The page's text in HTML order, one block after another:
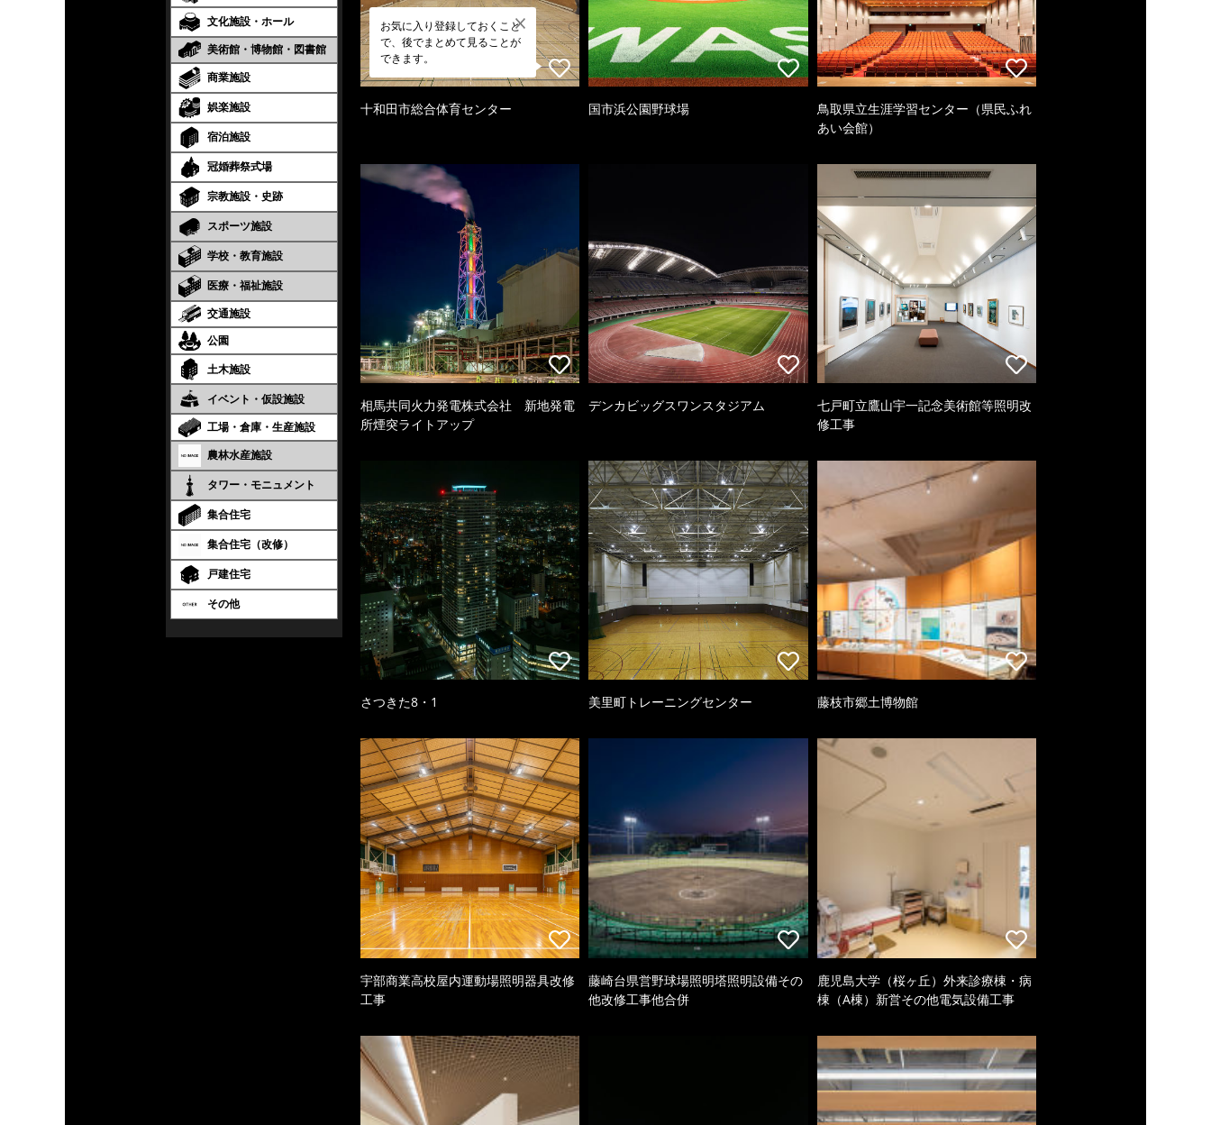
文化施設・ホール
美術館・博物館・図書館
商業施設
娯楽施設
宿泊施設
冠婚葬祭式場
宗教施設・史跡
スポーツ施設
学校・教育施設
医療・福祉施設
交通施設
公園
土木施設
イベント・仮設施設
工場・倉庫・生産施設
農林水産施設
タワー・モニュメント
集合住宅
集合住宅（改修）
戸建住宅
その他
お気に入り登録しておくこと
で、後でまとめて見ることが
できます。
十和田市総合体育センター 国市浜公園野球場
鳥取県立生涯学習センター（県民ふれ
あい会館）
相馬共同火力発電株式会社 新地発電
所煙突ライトアップ
デンカビッグスワンスタジアム
七戸町立鷹山宇一記念美術館等照明改
修工事
さつきた8・1 美里町トレーニングセンター 藤枝市郷土博物館
宇部商業高校屋内運動場照明器具改修
工事
藤崎台県営野球場照明塔照明設備その
他改修工事他合併
鹿児島大学（桜ヶ丘）外来診療棟・病
棟（A棟）新営その他電気設備工事